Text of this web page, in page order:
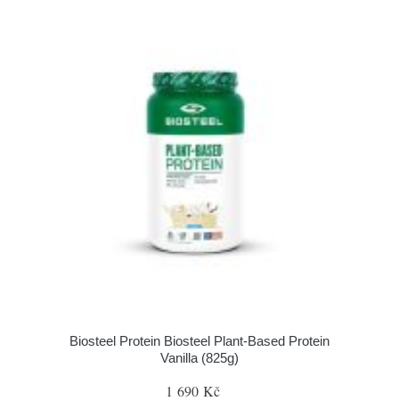
Biosteel Protein Biosteel Plant-Based Protein
Vanilla (825g)
1 690 Kč